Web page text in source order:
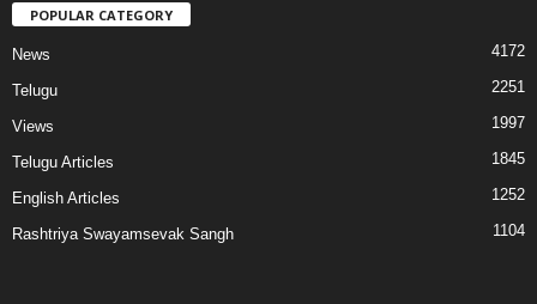
POPULAR CATEGORY
News 4172
Telugu 2251
Views 1997
Telugu Articles 1845
English Articles 1252
Rashtriya Swayamsevak Sangh 1104